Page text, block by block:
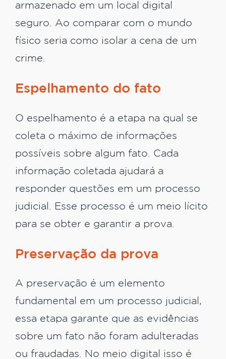
armazenado em um local digital
seguro. Ao comparar com o mundo
físico seria como isolar a cena de um
crime.
Espelhamento do fato
O espelhamento é a etapa na qual se
coleta o máximo de informações
possíveis sobre algum fato. Cada
informação coletada ajudará a
responder questões em um processo
judicial. Esse processo é um meio lícito
para se obter e garantir a prova.
Preservação da prova
A preservação é um elemento
fundamental em um processo judicial,
essa etapa garante que as evidências
sobre um fato não foram adulteradas
ou fraudadas. No meio digital isso é